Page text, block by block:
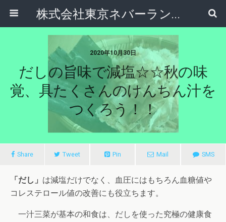
株式会社東京ネバーランドえひめ
2020年10月30日
だしの旨味で減塩☆☆秋の味
覚、具たくさんのけんちん汁を
つくろう！！
Share Tweet Pin Mail SMS
「だし」 は減塩だけでなく、血圧にはもちろん血糖値や
コレステロール値の改善にも役立ちます。
一汁三菜が基本の和食は、だしを使った究極の健康食